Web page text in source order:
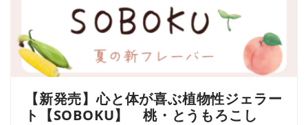
【新発売】心と体が喜ぶ植物性ジェラー
ト【SOBOKU】 桃・とうもろこし